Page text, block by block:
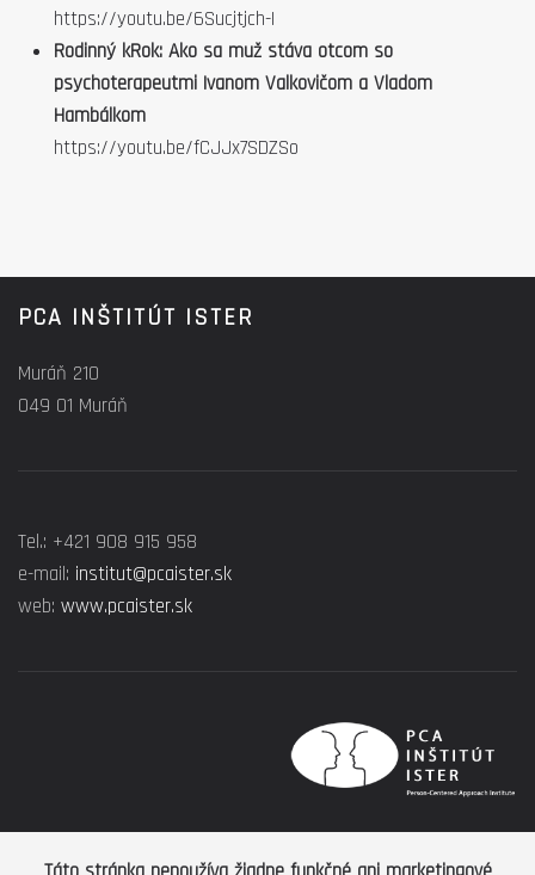
https://youtu.be/6Sucjtjch-I
Rodinný kRok: Ako sa muž stáva otcom so
psychoterapeutmi Ivanom Valkovičom a Vladom
Hambálkom
https://youtu.be/fCJJx7SDZSo
PCA INŠTITÚT ISTER
Muráň 210
049 01 Muráň
Tel.: +421 908 915 958
e-mail: institut@pcaister.sk
web: www.pcaister.sk